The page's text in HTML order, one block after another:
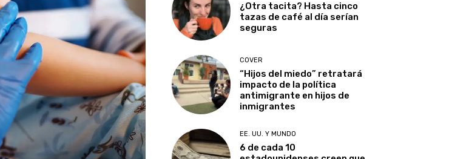
¿Otra tacita? Hasta cinco
tazas de café al día serían
seguras
COVER
“Hijos del miedo” retratará
impacto de la política
antimigrante en hijos de
inmigrantes
EE. UU. Y MUNDO
6 de cada 10